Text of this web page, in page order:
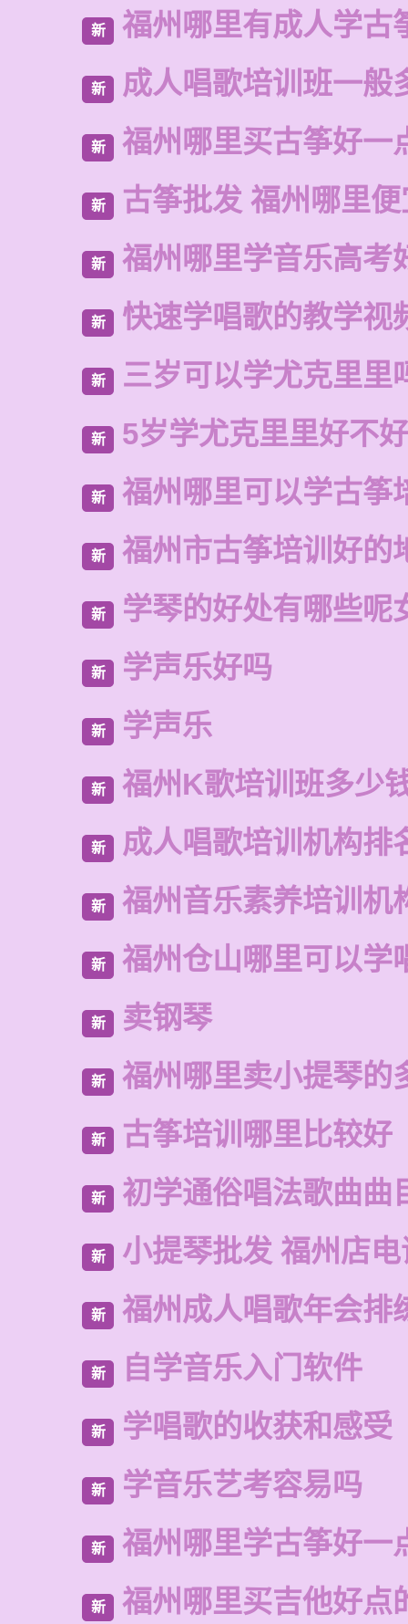
新 福州哪里有成人学古
新 成人唱歌培训班一般
新 福州哪里买古筝好一
新 古筝批发 福州哪里
新 福州哪里学音乐高考
新 快速学唱歌的教学视
新 三岁可以学尤克里里
新 5岁学尤克里里好不好
新 福州哪里可以学古筝
新 福州市古筝培训好的
新 学琴的好处有哪些呢
新 学声乐好吗
新 学声乐
新 福州K歌培训班多少
新 成人唱歌培训机构排
新 福州音乐素养培训机
新 福州仓山哪里可以学
新 卖钢琴
新 福州哪里卖小提琴的
新 古筝培训哪里比较好
新 初学通俗唱法歌曲曲
新 小提琴批发 福州店
新 福州成人唱歌年会排
新 自学音乐入门软件
新 学唱歌的收获和感受
新 学音乐艺考容易吗
新 福州哪里学古筝好一
新 福州哪里买吉他好点